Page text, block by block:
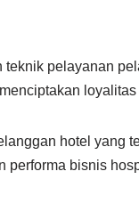
pelayanan
hotel yang
performa bisnis